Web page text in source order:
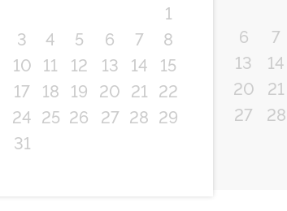
1
3 4 5 6 7
8
10 11 12 13 14
15
17 18 19 20 21 22
24 25 26 27 28 29
31
6
7
13
14
20
21
27
28